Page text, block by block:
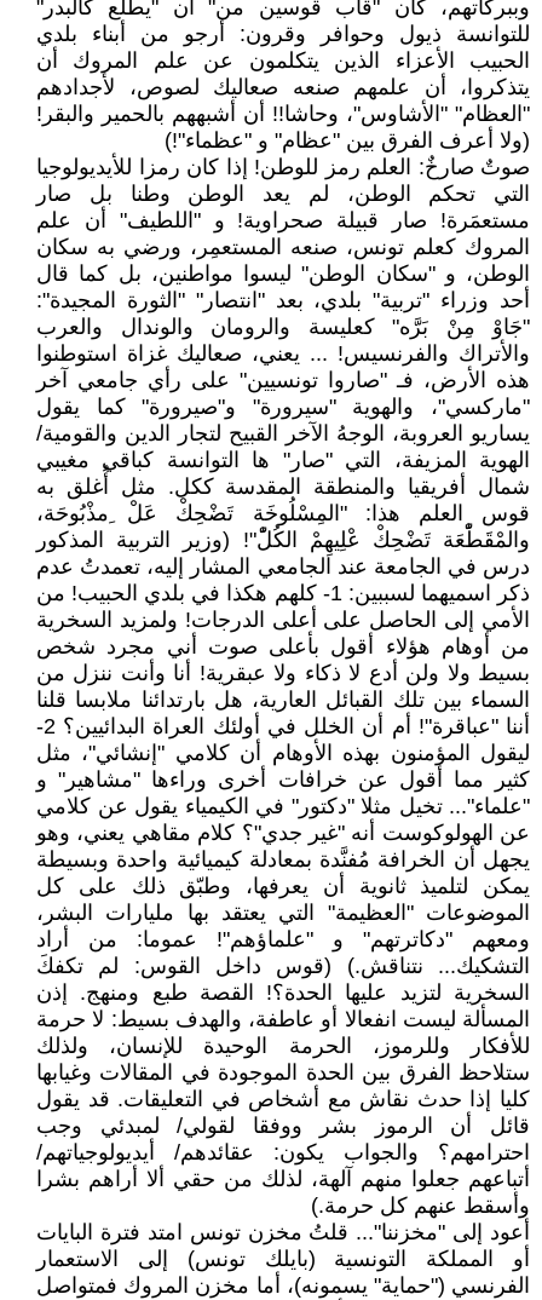
وببركاتهم، كان "قاب قوسين من" أن "يطلع كالبدر"
للتوانسة ذيول وحوافر وقرون: أرجو من أبناء بلدي
الحبيب الأعزاء الذين يتكلمون عن علم المروك أن
يتذكروا، أن علمهم صنعه صعاليك لصوص، لأجدادهم
"العظام" "الأشاوس"، وحاشا!! أن أشبههم بالحمير والبقر!
(ولا أعرف الفرق بين "عظام" و "عظماء"!)
صوتٌ صارخٌ: العلم رمز للوطن! إذا كان رمزا للأيديولوجيا
التي تحكم الوطن، لم يعد الوطن وطنا بل صار
مستعمَرة! صار قبيلة صحراوية! و "اللطيف" أن علم
المروك كعلم تونس، صنعه المستعمِر، ورضي به سكان
الوطن، و "سكان الوطن" ليسوا مواطنين، بل كما قال
أحد وزراء "تربية" بلدي، بعد "انتصار" "الثورة المجيدة":
"جَاوْ مِنْ بَرَّه" كعليسة والرومان والوندال والعرب
والأتراك والفرنسيس! ... يعني، صعاليك غزاة استوطنوا
هذه الأرض، فـ "صاروا تونسيين" على رأي جامعي آخر
"ماركسي"، والهوية "سيرورة" و"صيرورة" كما يقول
يساريو العروبة، الوجهُ الآخر القبيح لتجار الدين والقومية/
الهوية المزيفة، التي "صار" ها التوانسة كباقي مغيبي
شمال أفريقيا والمنطقة المقدسة ككل. مثل أُغلق به
قوس العلم هذا: "المِسْلُوخَة تَضْحِكْ عَلْ ِمذْبُوحَة،
والمْقَطّْعَة تَضْحِكْ عْلِيهِمْ الكُلّْ"! (وزير التربية المذكور
درس في الجامعة عند الجامعي المشار إليه، تعمدتُ عدم
ذكر اسميهما لسببين: 1- كلهم هكذا في بلدي الحبيب! من
الأمي إلى الحاصل على أعلى الدرجات! ولمزيد السخرية
من أوهام هؤلاء أقول بأعلى صوت أني مجرد شخص
بسيط ولا ولن أدع لا ذكاء ولا عبقرية! أنا وأنت ننزل من
السماء بين تلك القبائل العارية، هل بارتدائنا ملابسا قلنا
أننا "عباقرة"! أم أن الخلل في أولئك العراة البدائيين؟ 2-
ليقول المؤمنون بهذه الأوهام أن كلامي "إنشائي"، مثل
كثير مما أقول عن خرافات أخرى وراءها "مشاهير" و
"علماء"... تخيل مثلا "دكتور" في الكيمياء يقول عن كلامي
عن الهولوكوست أنه "غير جدي"؟ كلام مقاهي يعني، وهو
يجهل أن الخرافة مُفنَّدة بمعادلة كيميائية واحدة وبسيطة
يمكن لتلميذ ثانوية أن يعرفها، وطبّق ذلك على كل
الموضوعات "العظيمة" التي يعتقد بها مليارات البشر،
ومعهم "دكاترتهم" و "علماؤهم"! عموما: من أراد
التشكيك... نتناقش.) (قوس داخل القوس: لم تكفكَ
السخرية لتزيد عليها الحدة؟! القصة طبع ومنهج. إذن
المسألة ليست انفعالا أو عاطفة، والهدف بسيط: لا حرمة
للأفكار وللرموز، الحرمة الوحيدة للإنسان، ولذلك
ستلاحظ الفرق بين الحدة الموجودة في المقالات وغيابها
كليا إذا حدث نقاش مع أشخاص في التعليقات. قد يقول
قائل أن الرموز بشر ووفقا لقولي/ لمبدئي وجب
احترامهم؟ والجواب يكون: عقائدهم/ أيديولوجياتهم/
أتباعهم جعلوا منهم آلهة، لذلك من حقي ألا أراهم بشرا
وأسقط عنهم كل حرمة.)
أعود إلى "مخزننا"... قلتُ مخزن تونس امتد فترة البايات
أو المملكة التونسية (بايلك تونس) إلى الاستعمار
الفرنسي ("حماية" يسمونه)، أما مخزن المروك فمتواصل